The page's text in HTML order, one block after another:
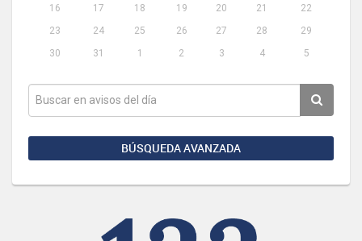
16
17 18 19 20 21
22
23
24 25 26 27 28
29
30
31 1 2 3 4 5
BÚSQUEDA AVANZADA